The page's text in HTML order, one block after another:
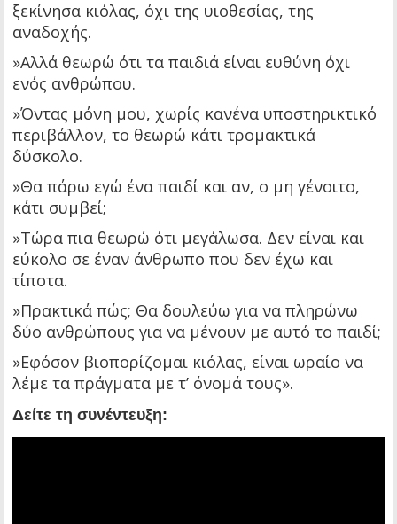
ξεκίνησα κιόλας, όχι της υιοθεσίας, της
αναδοχής.
»Αλλά θεωρώ ότι τα παιδιά είναι ευθύνη όχι
ενός ανθρώπου.
»Όντας μόνη μου, χωρίς κανένα υποστηρικτικό
περιβάλλον, το θεωρώ κάτι τρομακτικά
δύσκολο.
»Θα πάρω εγώ ένα παιδί και αν, ο μη γένοιτο,
κάτι συμβεί;
»Τώρα πια θεωρώ ότι μεγάλωσα. Δεν είναι και
εύκολο σε έναν άνθρωπο που δεν έχω και
τίποτα.
»Πρακτικά πώς; Θα δουλεύω για να πληρώνω
δύο ανθρώπους για να μένουν με αυτό το παιδί;
»Εφόσον βιοπορίζομαι κιόλας, είναι ωραίο να
λέμε τα πράγματα με τ’ όνομά τους».
Δείτε τη συνέντευξη: